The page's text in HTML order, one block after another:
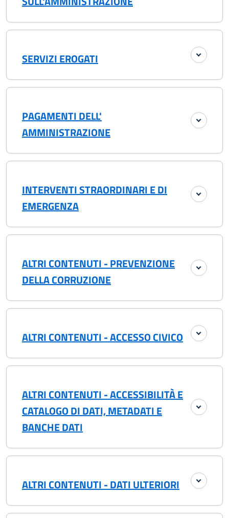
SERVIZI EROGATI
PAGAMENTI DELL'
AMMINISTRAZIONE
INTERVENTI STRAORDINARI E DI
EMERGENZA
ALTRI CONTENUTI - PREVENZIONE
DELLA CORRUZIONE
ALTRI CONTENUTI - ACCESSO CIVICO
ALTRI CONTENUTI - ACCESSIBILITÀ E
CATALOGO DI DATI, METADATI E
BANCHE DATI
ALTRI CONTENUTI - DATI ULTERIORI